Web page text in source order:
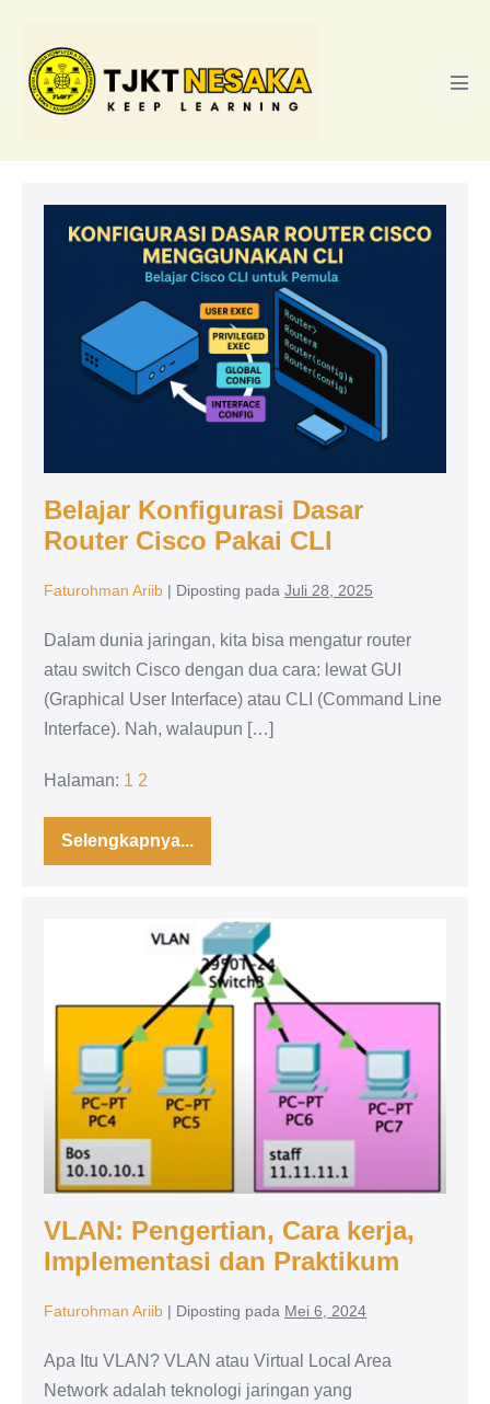
konten
Konfigurasi
Cisco
Pakai
Belajar Konfigurasi Dasar
Router Cisco Pakai CLI
Faturohman Ariib | Diposting pada Juli 28, 2025
Dalam dunia jaringan, kita bisa mengatur router
atau switch Cisco dengan dua cara: lewat GUI
(Graphical User Interface) atau CLI (Command Line
Interface). Nah, walaupun […]
Halaman: 1 2
Selengkapnya...
Belajar
Konfigurasi
Pakai
Implementasi
Praktikum
VLAN: Pengertian, Cara kerja,
Implementasi dan Praktikum
Faturohman Ariib | Diposting pada Mei 6, 2024
Apa Itu VLAN? VLAN atau Virtual Local Area
Network adalah teknologi jaringan yang